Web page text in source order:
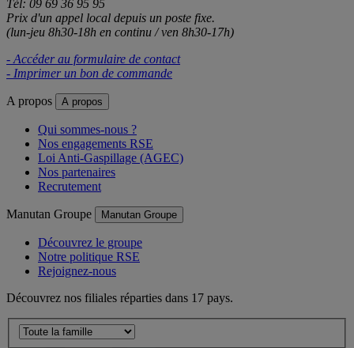
Tél: 09 69 36 95 95
Prix d'un appel local depuis un poste fixe.
(lun-jeu 8h30-18h en continu / ven 8h30-17h)
- Accéder au formulaire de contact
- Imprimer un bon de commande
A propos A propos
Qui sommes-nous ?
Nos engagements RSE
Loi Anti-Gaspillage (AGEC)
Nos partenaires
Recrutement
Manutan Groupe Manutan Groupe
Découvrez le groupe
Notre politique RSE
Rejoignez-nous
Découvrez nos filiales réparties dans 17 pays.